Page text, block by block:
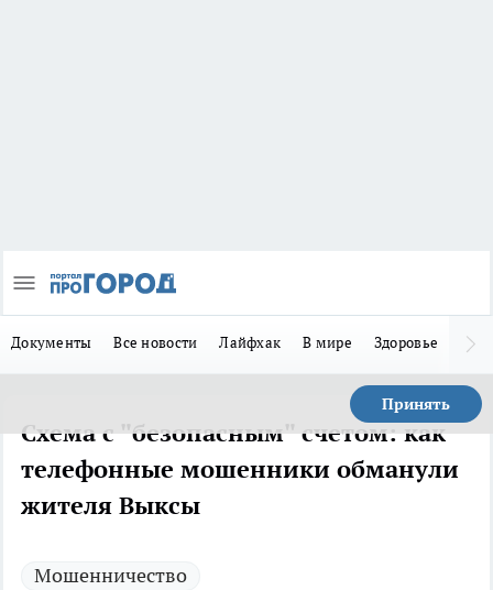
Документы Все новости Лайфхак В мире Здоровье
Принять
Схема с "безопасным" счетом: как
телефонные мошенники обманули
жителя Выксы
Мошенничество